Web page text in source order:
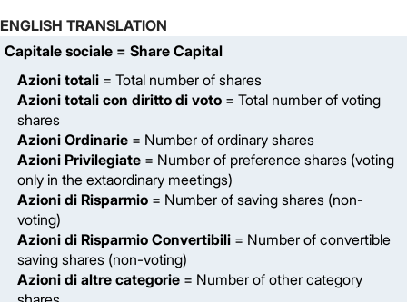
ENGLISH TRANSLATION
Capitale sociale = Share Capital
Azioni totali = Total number of shares
Azioni totali con diritto di voto = Total number of voting
shares
Azioni Ordinarie = Number of ordinary shares
Azioni Privilegiate = Number of preference shares (voting
only in the extaordinary meetings)
Azioni di Risparmio = Number of saving shares (non-
voting)
Azioni di Risparmio Convertibili = Number of convertible
saving shares (non-voting)
Azioni di altre categorie = Number of other category